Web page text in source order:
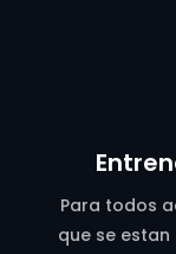
Para todos
que se